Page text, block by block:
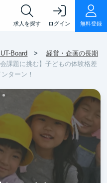
求人を探す ログイン 無料登録
Board
経営・企画の長期
会課題に挑む】子どもの体験格差
ターン！